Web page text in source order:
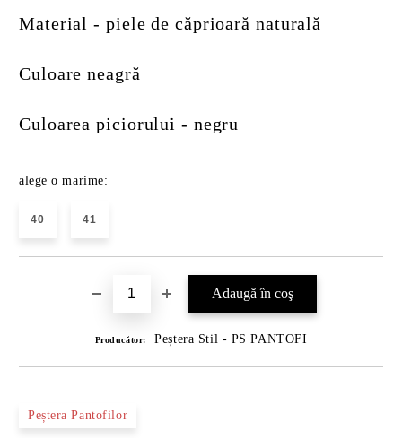
Material - piele de căprioară naturală
Culoare neagră
Culoarea piciorului - negru
alege o marime:
40 41
Producător: Peștera Stil - PS PANTOFI
Peștera Pantofilor